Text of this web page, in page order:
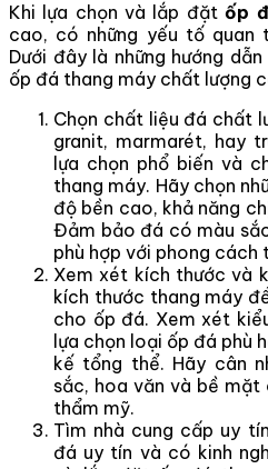
Khi lựa chọn và lắp đặtốp
cao, có những yếu tố quan
Dưới đây là những hướng
ốp đá thang máy chất lượng
Chọn chất liệu đá chất
granit, marmarét, hay
lựa chọn phổ biến và
thang máy. Hãy chọn
độ bền cao, khả năng
Đảm bảo đá có màu
phù hợp với phong
Xem xét kích thước và
kích thước thang máy
cho ốp đá. Xem xét
lựa chọn loại ốp đá phù
kế tổng thể. Hãy cân
sắc, hoa văn và bề
thẩm mỹ.
Tìm nhà cung cấp uy
đá uy tín và có kinh